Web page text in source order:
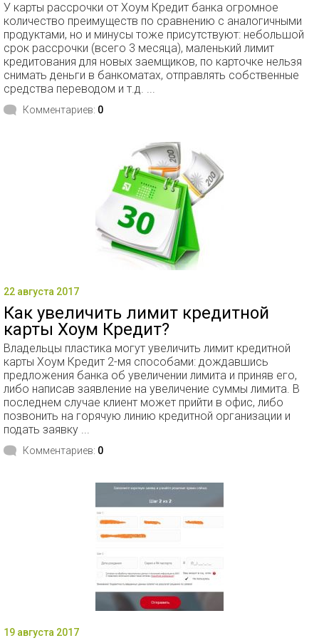
У карты рассрочки от Хоум Кредит банка огромное
количество преимуществ по сравнению с аналогичными
продуктами, но и минусы тоже присутствуют: небольшой
срок рассрочки (всего 3 месяца), маленький лимит
кредитования для новых заемщиков, по карточке нельзя
снимать деньги в банкоматах, отправлять собственные
средства переводом и т.д. ...
Комментариев: 0
22 августа 2017
Как увеличить лимит кредитной
карты Хоум Кредит?
Владельцы пластика могут увеличить лимит кредитной
карты Хоум Кредит 2-мя способами: дождавшись
предложения банка об увеличении лимита и приняв его,
либо написав заявление на увеличение суммы лимита. В
последнем случае клиент может прийти в офис, либо
позвонить на горячую линию кредитной организации и
подать заявку ...
Комментариев: 0
19 августа 2017